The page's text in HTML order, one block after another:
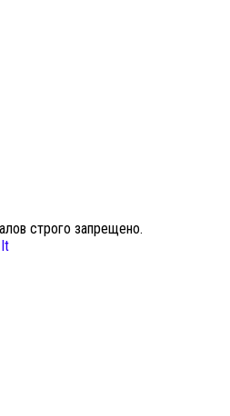
строго запрещено.